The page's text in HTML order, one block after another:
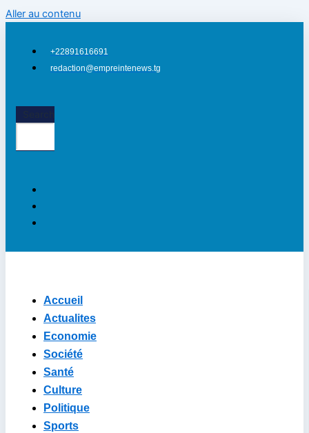
Aller au contenu
+22891616691
redaction@empreintenews.tg
Accueil
Actualites
Economie
Société
Santé
Culture
Politique
Sports